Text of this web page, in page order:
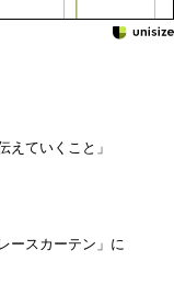
えていくこと」
ースカーテン」に